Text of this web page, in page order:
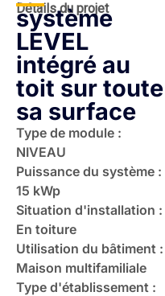
Détails du projet
système
LEVEL
intégré au
toit sur toute
sa surface
Type de module :
NIVEAU
Puissance du système :
15 kWp
Situation d'installation :
En toiture
Utilisation du bâtiment :
Maison multifamiliale
Type d'établissement :